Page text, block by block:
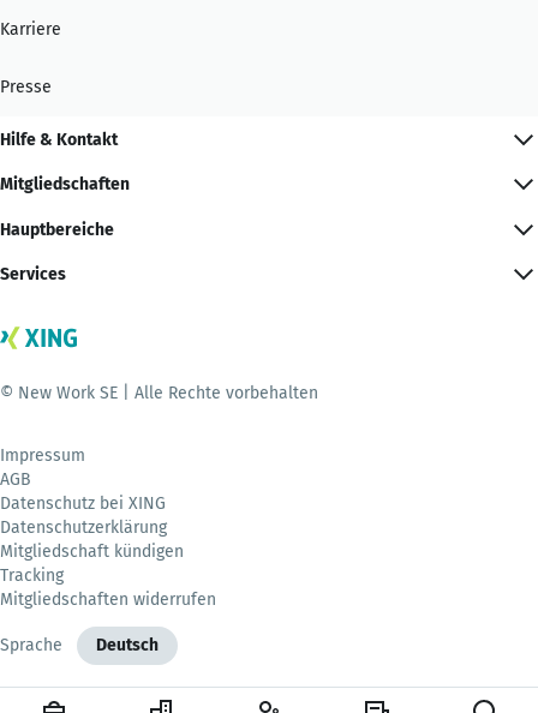
Karriere
Presse
Hilfe & Kontakt
Mitgliedschaften
Hauptbereiche
Services
© New Work SE | Alle Rechte vorbehalten
Impressum
AGB
Datenschutz bei XING
Datenschutzerklärung
Mitgliedschaft kündigen
Tracking
Mitgliedschaften widerrufen
Sprache Deutsch